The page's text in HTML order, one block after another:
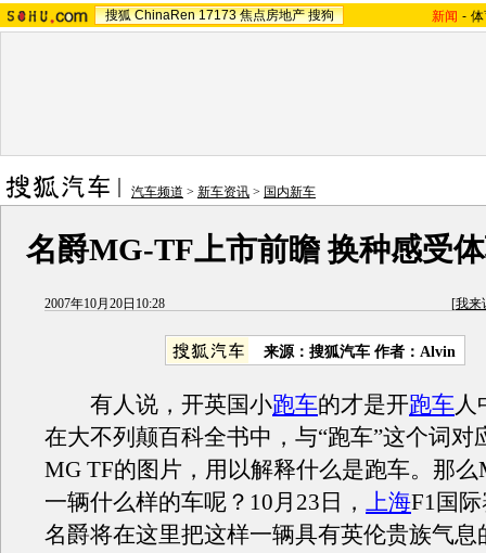
搜狐 ChinaRen 17173 焦点房地产 搜狗 新闻 -
汽车频道 > 新车资讯 > 国内新车
名爵MG-TF上市前瞻 换种感受
2007年10月20日10:28 [我来
来源：搜狐汽车 作者：Alvin
有人说，开英国小跑车的才是开跑车人
在大不列颠百科全书中，与“跑车”这个词对
MG TF的图片，用以解释什么是跑车。那么
一辆什么样的车呢？10月23日， 上海F1国
名爵将在这里把这样一辆具有英伦贵族气息